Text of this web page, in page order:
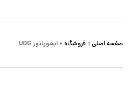
صفحه اصلی » فروشگاه » ابچوراتور UDG